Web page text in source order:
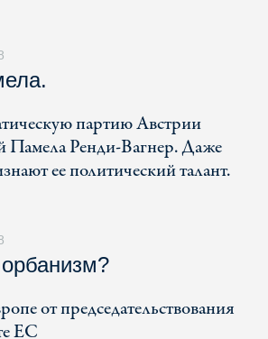
партию Австрии
Памела Ренди-Вагнер. Даже
ее политический талант.
от председательствования
ЕС